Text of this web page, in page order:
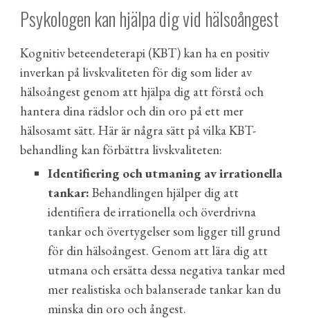
Psykologen kan hjälpa dig vid hälsoångest
Kognitiv beteendeterapi (KBT) kan ha en positiv
inverkan på livskvaliteten för dig som lider av
hälsoångest genom att hjälpa dig att förstå och
hantera dina rädslor och din oro på ett mer
hälsosamt sätt. Här är några sätt på vilka KBT-
behandling kan förbättra livskvaliteten:
Identifiering och utmaning av irrationella
tankar: Behandlingen hjälper dig att
identifiera de irrationella och överdrivna
tankar och övertygelser som ligger till grund
för din hälsoångest. Genom att lära dig att
utmana och ersätta dessa negativa tankar med
mer realistiska och balanserade tankar kan du
minska din oro och ångest.